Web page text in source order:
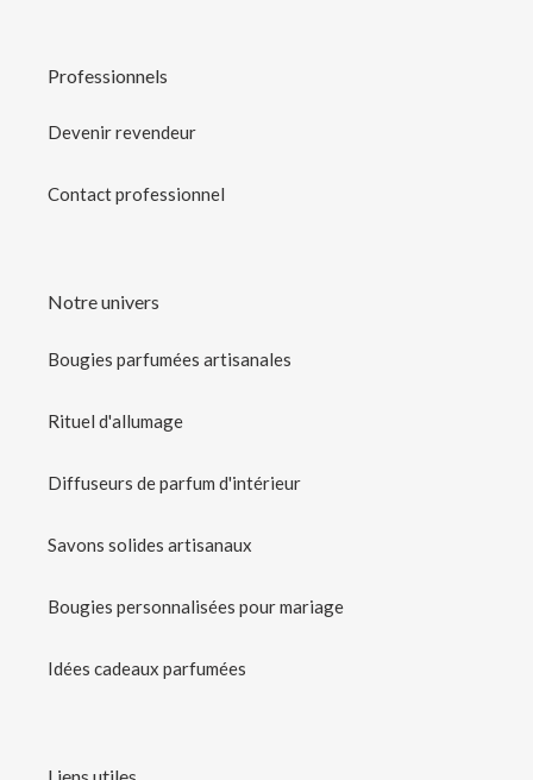
Professionnels
Devenir revendeur
Contact professionnel
Notre univers
Bougies parfumées artisanales
Rituel d'allumage
Diffuseurs de parfum d'intérieur
Savons solides artisanaux
Bougies personnalisées pour mariage
Idées cadeaux parfumées